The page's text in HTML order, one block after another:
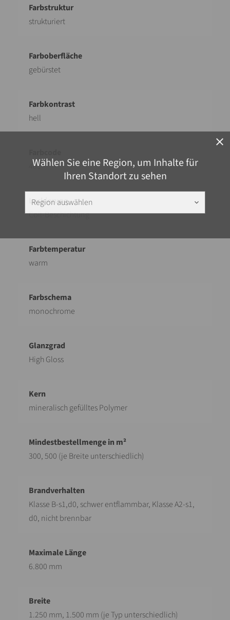
close
Wählen Sie eine Region, um Inhalte für
Ihren Standort zu sehen
Region auswählen keyboard_arrow_down
strukturiert
gebürstet
hell
461
Coil-Beschichtung
warm
monochrome
High Gloss
mineralisch gefülltes Polymer
300, 500 (je Breite unterschiedlich)
Klasse B-s1,d0, schwer entflammbar, Klasse A2-s1,
d0, nicht brennbar
6.800 mm
1.250 mm, 1.500 mm (je Typ unterschiedlich)